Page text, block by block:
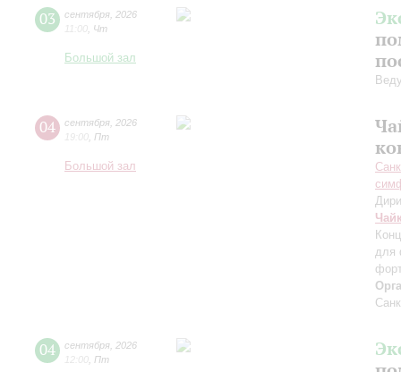
03 сентября 2026
11:00 Чт
Большой зал
04 сентября 2026
19:00 Пт
Большой зал
для
04 сентября 2026
12:00 Пт